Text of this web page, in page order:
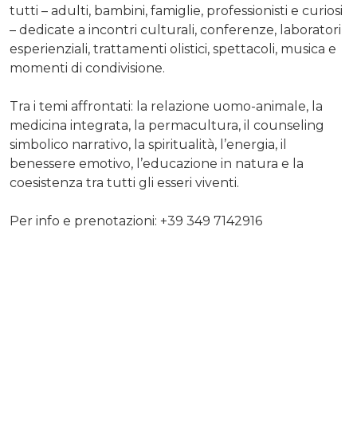
tutti – adulti, bambini, famiglie, professionisti e curiosi
– dedicate a incontri culturali, conferenze, laboratori
esperienziali, trattamenti olistici, spettacoli, musica e
momenti di condivisione.
Tra i temi affrontati: la relazione uomo-animale, la
medicina integrata, la permacultura, il counseling
simbolico narrativo, la spiritualità, l’energia, il
benessere emotivo, l’educazione in natura e la
coesistenza tra tutti gli esseri viventi.
Per info e prenotazioni: +39 349 7142916